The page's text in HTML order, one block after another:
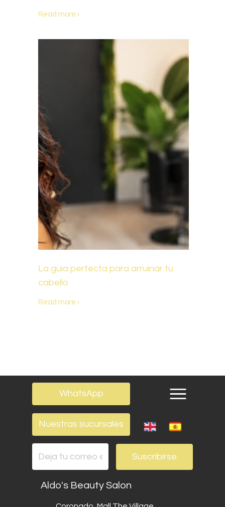
Read more ›
La guía perfecta para arruinar tu
cabello
Read more ›
Aldo's Beauty Salon
Suscribirse
Nuestras sucursales
WhatsApp